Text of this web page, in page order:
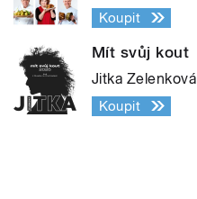
Koupit
Mít svůj kout
Jitka Zelenková
Koupit